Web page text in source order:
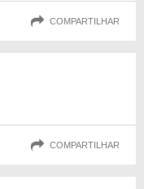
COMPARTILHAR
COMPARTILHAR